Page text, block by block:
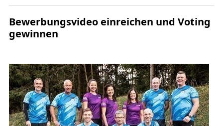
Bewerbungsvideo einreichen und Voting
gewinnen